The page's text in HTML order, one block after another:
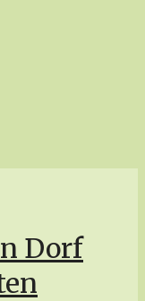
Dorf